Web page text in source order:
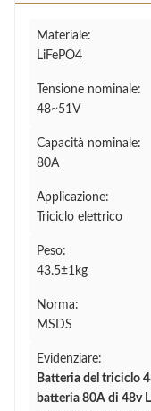
Materiale:
LiFePO4
Tensione nominale:
48~51V
Capacità nominale:
80A
Applicazione:
Triciclo elettrico
Peso:
43.5±1kg
Norma:
MSDS
Evidenziare:
Batteria del triciclo
batteria 80A di 48v